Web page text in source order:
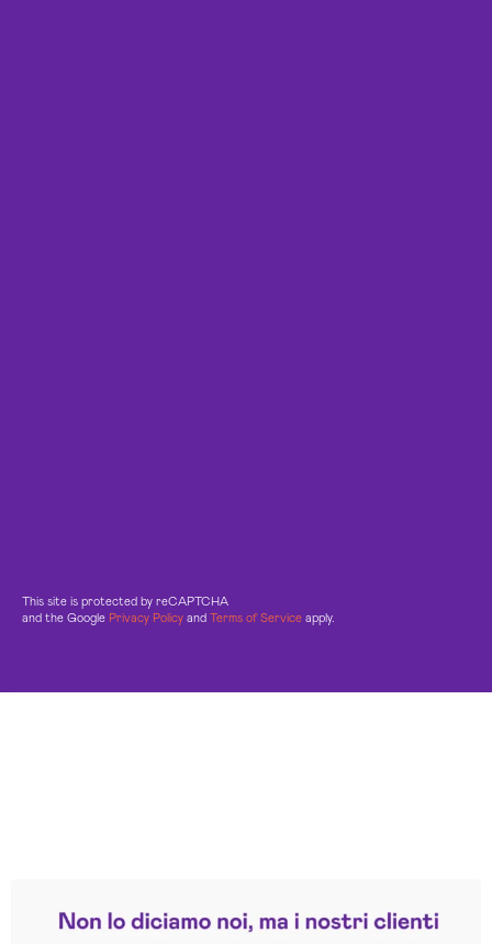
This site is protected by reCAPTCHA
and the Google Privacy Policy and Terms of Service apply.
Trustpilot